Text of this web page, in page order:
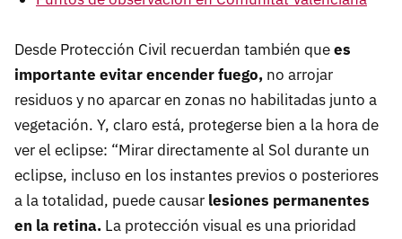
Desde Protección Civil recuerdan también quees
importante evitar encender fuego, no arrojar
residuos y no aparcar en zonas no habilitadas junto a
vegetación. Y, claro está, protegerse bien a la hora de
ver el eclipse: “Mirar directamente al Sol durante un
eclipse, incluso en los instantes previos o posteriores
a la totalidad, puede causar lesiones permanentes
en la retina. La protección visual es una prioridad